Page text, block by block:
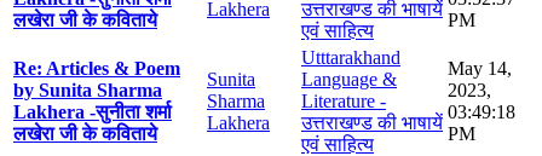
लखेरा जी के कविताये
Lakhera
उत्तराखण्ड की भाषायें
एवं साहित्य
PM
Re: Articles & Poem
by Sunita Sharma
Lakhera -सुनीता शर्मा
लखेरा जी के कविताये
Sunita
Sharma
Lakhera
Utttarakhand
Language &
Literature -
उत्तराखण्ड की भाषायें
एवं साहित्य
May 14,
2023,
03:49:18
PM